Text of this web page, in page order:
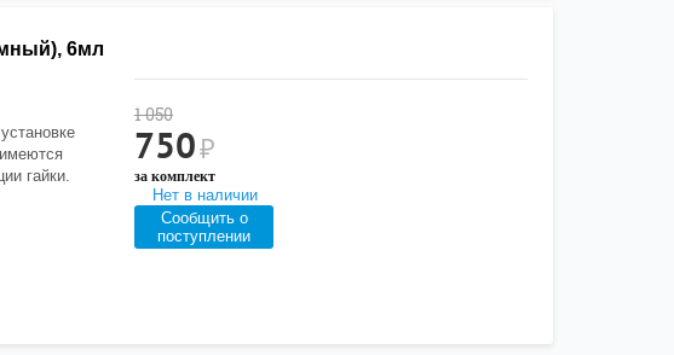
6мл
гайки.
1 050
750₽
за комплект
Нет в наличии
Сообщить о
поступлении